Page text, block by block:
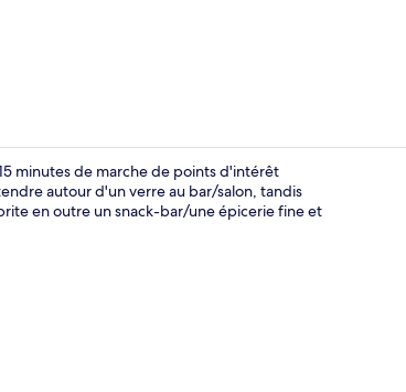
minutes de marche de points d'intérêt
autour d'un verre au bar/salon, tandis
en outre un snack-bar/une épicerie fine et